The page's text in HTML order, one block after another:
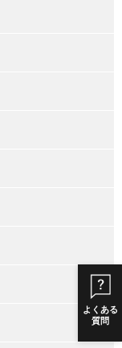
よくある
質問